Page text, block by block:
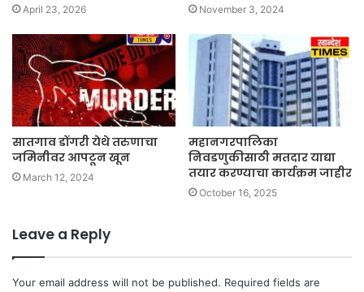
April 23, 2026 November 3, 2024
सातगाव डोंगरी येथे तरुणाचा
जमिनीवर आपटून खून
March 12, 2024
महानगरपालिका
निवडणुकीसाठी मतदार याद्या
तयार करण्याचा कार्यक्रम जाहीर
October 16, 2025
Leave a Reply
Your email address will not be published. Required fields are